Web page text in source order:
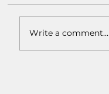
Write a comment...